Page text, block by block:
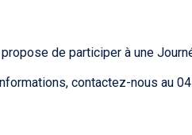
propose de participer à une
contactez-nous au